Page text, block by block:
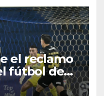
el reclamo
fútbol de
a